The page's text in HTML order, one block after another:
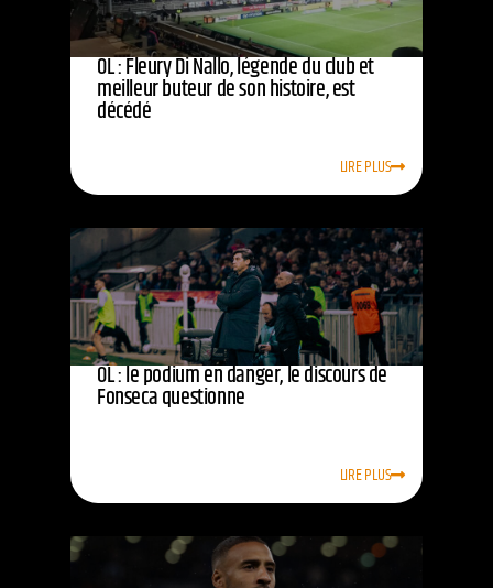
OL : Fleury Di Nallo, légende du club et
meilleur buteur de son histoire, est
décédé
LIRE PLUS
OL : le podium en danger, le discours de
Fonseca questionne
LIRE PLUS